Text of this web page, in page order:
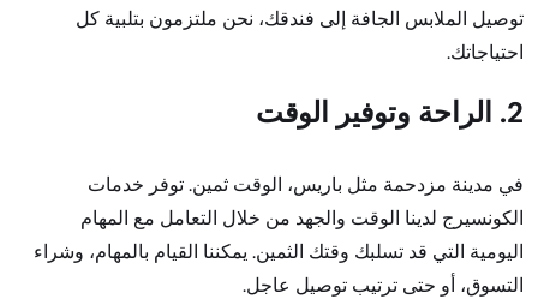
توصيل الملابس الجافة إلى فندقك، نحن ملتزمون بتلبية كل
احتياجاتك.
2. الراحة وتوفير الوقت
في مدينة مزدحمة مثل باريس، الوقت ثمين. توفر خدمات
الكونسيرج لدينا الوقت والجهد من خلال التعامل مع المهام
اليومية التي قد تسلبك وقتك الثمين. يمكننا القيام بالمهام، وشراء
التسوق، أو حتى ترتيب توصيل عاجل.